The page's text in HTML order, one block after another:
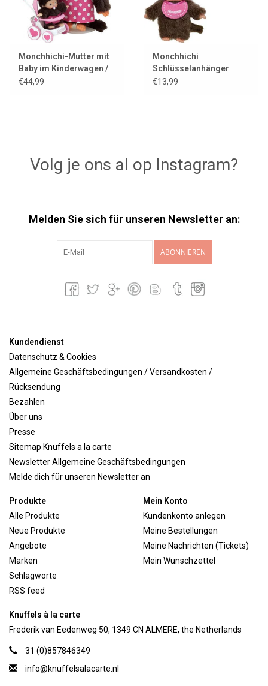
Monchhichi-Mutter mit
Baby im Kinderwagen /
Mutterpflege
€44,99
Monchhichi
Schlüsselanhänger
Mädchen / rosa
€13,99
Volg je ons al op Instagram?
Melden Sie sich für unseren Newsletter an:
ABONNIEREN
Kundendienst
Datenschutz & Cookies
Allgemeine Geschäftsbedingungen / Versandkosten /
Rücksendung
Bezahlen
Über uns
Presse
Sitemap Knuffels a la carte
Newsletter Allgemeine Geschäftsbedingungen
Melde dich für unseren Newsletter an
Produkte
Alle Produkte
Neue Produkte
Angebote
Marken
Schlagworte
RSS feed
Mein Konto
Kundenkonto anlegen
Meine Bestellungen
Meine Nachrichten (Tickets)
Mein Wunschzettel
Knuffels à la carte
Frederik van Eedenweg 50, 1349 CN ALMERE, the Netherlands
31 (0)857846349
info@knuffelsalacarte.nl